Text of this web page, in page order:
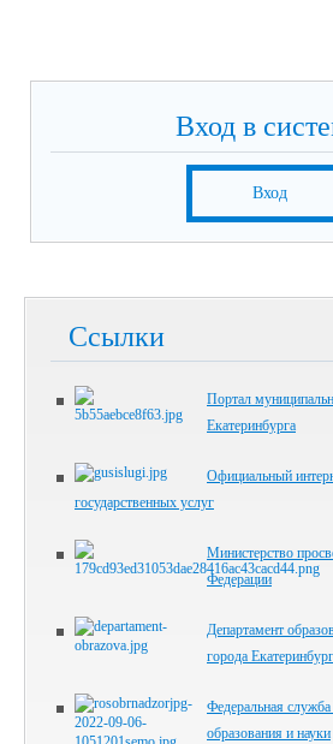
Вход в
Вход
Ссылки
Портал
Екатеринбурга
Официальный
государственных услуг
Министерство
Федерации
Департамент
города
Федеральная
образования и науки